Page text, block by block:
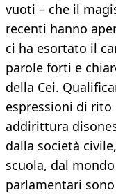
vuoti – che il
recenti hanno
ci ha esortato il
parole forti e
della Cei.
espressioni di
addirittura
dalla società
scuola, dal
parlamentari